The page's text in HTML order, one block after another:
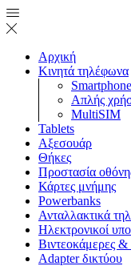
Αρχική
Κινητά τηλέφωνα
Απλής
MultiSIM
Tablets
Αξεσουάρ
Θήκες
Προστασία
Κάρτες μνήμης
Powerbanks
Ανταλλακτικά
Ηλεκτρονικοί
Βιντεοκάμερες
Adapter δικτύου